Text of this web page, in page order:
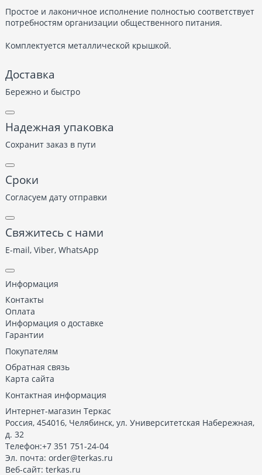
Простое и лаконичное исполнение полностью соответствует
потребностям организации общественного питания.
Комплектуется металлической крышкой.
Доставка
Бережно и быстро
Надежная упаковка
Сохранит заказ в пути
Сроки
Согласуем дату отправки
Свяжитесь с нами
E-mail, Viber, WhatsApp
Информация
Контакты
Оплата
Информация о доставке
Гарантии
Покупателям
Обратная связь
Карта сайта
Контактная информация
Интернет-магазин Теркас
Россия, 454016, Челябинск, ул. Университетская Набережная,
д. 32
Телефон:+7 351 751-24-04
Эл. почта: order@terkas.ru
Веб-сайт: terkas.ru